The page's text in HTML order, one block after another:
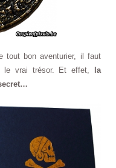
tout bon aventurier, il faut
le vrai trésor. Et effet,
la